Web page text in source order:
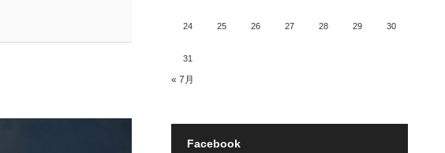
24 25 26 27 28 29 30
31
« 7月
Facebook